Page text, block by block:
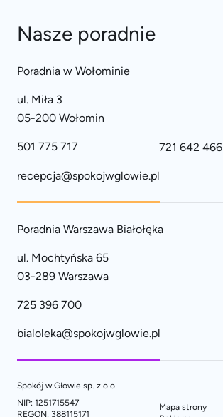
Nasze poradnie
Poradnia w Wołominie
ul. Miła 3
05-200 Wołomin
501 775 717 721 642 466
recepcja@spokojwglowie.pl
Poradnia Warszawa Białołęka
ul. Mochtyńska 65
03-289 Warszawa
725 396 700
bialoleka@spokojwglowie.pl
Spokój w Głowie sp. z o.o.
NIP: 1251715547
REGON: 388115171
Mapa strony